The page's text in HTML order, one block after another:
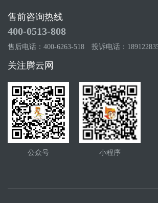
售前咨询热线
400-0513-808
售后电话：400-6263-518 投诉电话：
关注腾云网
公众号 小程序